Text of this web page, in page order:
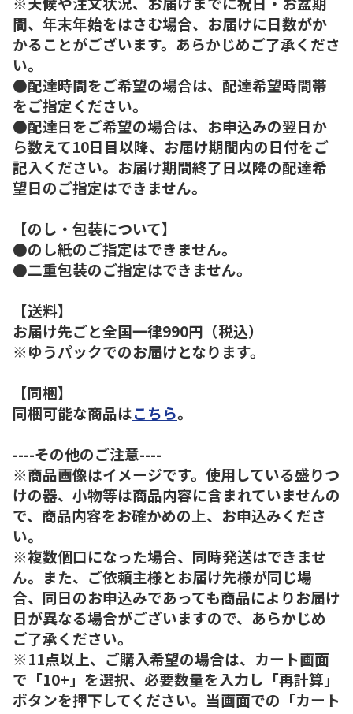
間、年末年始をはさむ場合、お届けに日数がか
かることがございます。あらかじめご了承くださ
い。
●配達時間をご希望の場合は、配達希望時間帯
をご指定ください。
●配達日をご希望の場合は、お申込みの翌日か
ら数えて10日目以降、お届け期間内の日付をご
記入ください。お届け期間終了日以降の配達希
望日のご指定はできません。
【のし・包装について】
●のし紙のご指定はできません。
●二重包装のご指定はできません。
【送料】
お届け先ごと全国一律990円（税込）
※ゆうパックでのお届けとなります。
【同梱】
同梱可能な商品はこちら。
----その他のご注意----
※商品画像はイメージです。使用している盛りつ
けの器、小物等は商品内容に含まれていませんの
で、商品内容をお確かめの上、お申込みくださ
い。
※複数個口になった場合、同時発送はできませ
ん。また、ご依頼主様とお届け先様が同じ場
合、同日のお申込みであっても商品によりお届け
日が異なる場合がございますので、あらかじめ
ご了承ください。
※11点以上、ご購入希望の場合は、カート画面
で「10+」を選択、必要数量を入力し「再計算」
ボタンを押下してください。当画面での「カート